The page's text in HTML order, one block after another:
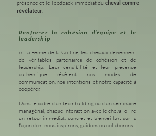
présence et le feedback immédiat du cheval comme
révélateur.
Renforcer la cohésion d’équipe et le
leadership
À La Ferme de la Colline, les chevaux deviennent
de véritables partenaires de cohésion et de
leadership. Leur sensibilité et leur présence
authentique révèlent nos modes de
communication, nos intentions et notre capacité à
coopérer.
Dans le cadre d’un teambuilding ou d’un séminaire
managérial, chaque interaction avec le cheval offre
un retour immédiat, concret et bienveillant sur la
façon dont nous inspirons, guidons ou collaborons.